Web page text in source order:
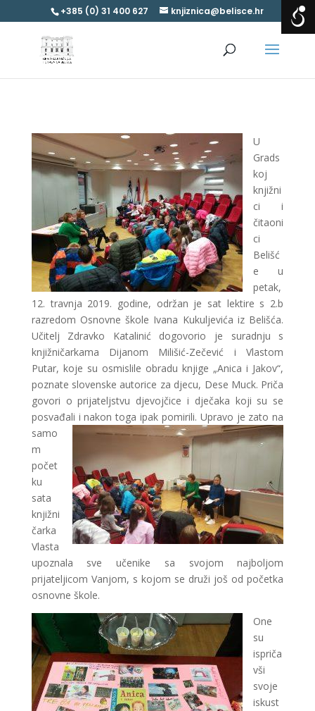
+385 (0) 31 400 627 knjiznica@belisce.hr
U
Grads
koj
knjižni
ci i
čitaoni
ci
Belišć
e u
petak,
12. travnja 2019. godine, održan je sat lektire s 2.b
razredom Osnovne škole Ivana Kukuljevića iz Belišća.
Učitelj Zdravko Katalinić dogovorio je suradnju s
knjižničarkama Dijanom Milišić-Zečević i Vlastom
Putar, koje su osmislile obradu knjige „Anica i Jakov“,
poznate slovenske autorice za djecu, Dese Muck. Priča
govori o prijateljstvu djevojčice i dječaka koji su se
posvađali i nakon toga ipak pomirili. Upravo je zato na
samo
m
počet
ku
sata
knjižni
čarka
Vlasta
upoznala sve učenike sa svojom najboljom
prijateljicom Vanjom, s kojom se druži još od početka
osnovne škole.
One
su
ispriča
vši
svoje
iskust